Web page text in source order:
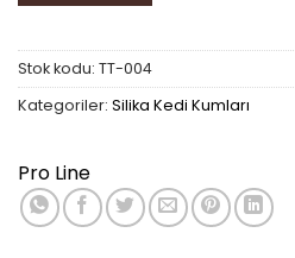
Stok kodu: TT-004
Kategoriler: Silika Kedi Kumları
Pro Line